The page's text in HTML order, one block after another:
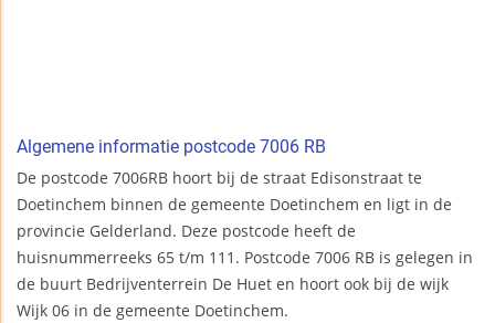
Algemene informatie postcode 7006 RB
De postcode 7006RB hoort bij de straat Edisonstraat te
Doetinchem binnen de gemeente Doetinchem en ligt in de
provincie Gelderland. Deze postcode heeft de
huisnummerreeks 65 t/m 111. Postcode 7006 RB is gelegen in
de buurt Bedrijventerrein De Huet en hoort ook bij de wijk
Wijk 06 in de gemeente Doetinchem.